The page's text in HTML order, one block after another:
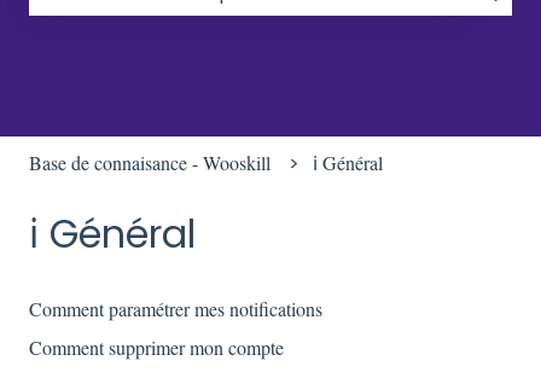
Base de connaisance - Wooskill ℹ️ Général
ℹ️ Général
Comment paramétrer mes notifications
Comment supprimer mon compte